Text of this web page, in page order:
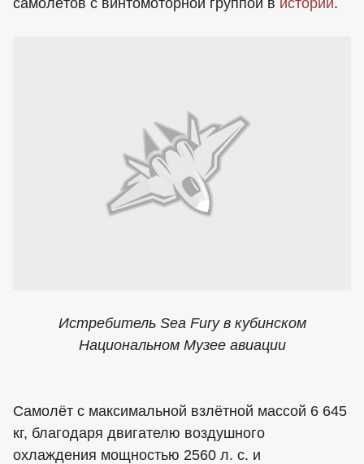
самолётов с винтомоторной группой в истории.
Истребитель Sea Fury в кубинском
Национальном Музее авиации
Самолёт с максимальной взлётной массой 6 645
кг, благодаря двигателю воздушного
охлаждения мощностью 2560 л. с. и